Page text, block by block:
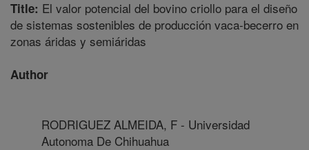
Title: El valor potencial del bovino criollo para el diseño
de sistemas sostenibles de producción vaca-becerro en
zonas áridas y semiáridas
Author
RODRIGUEZ ALMEIDA, F - Universidad
Autonoma De Chihuahua